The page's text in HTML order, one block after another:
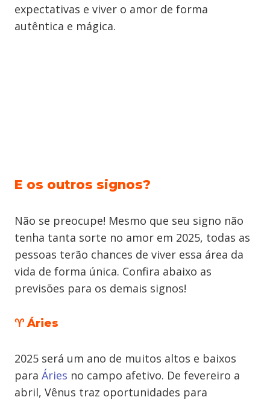
expectativas e viver o amor de forma
autêntica e mágica.
E os outros signos?
Não se preocupe! Mesmo que seu signo não
tenha tanta sorte no amor em 2025, todas as
pessoas terão chances de viver essa área da
vida de forma única. Confira abaixo as
previsões para os demais signos!
♈ Áries
2025 será um ano de muitos altos e baixos
para Áries no campo afetivo. De fevereiro a
abril, Vênus traz oportunidades para